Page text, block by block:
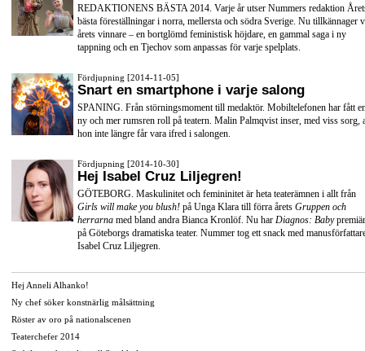
REDAKTIONENS BÄSTA 2014. Varje år utser Nummers redaktion
bästa föreställningar i norra, mellersta och södra Sverige. Nu tillkännager
årets vinnare – en bortglömd feministisk höjdare, en gammal saga i ny
tappning och en Tjechov som anpassas för varje spelplats.
Fördjupning [2014-11-05]
Snart en smartphone i varje salong
SPANING. Från störningsmoment till medaktör. Mobiltelefonen har fått
ny och mer rumsren roll på teatern. Malin Palmqvist inser, med viss sorg,
hon inte längre får vara ifred i salongen.
Fördjupning [2014-10-30]
Hej Isabel Cruz Liljegren!
GÖTEBORG. Maskulinitet och femininitet är heta teaterämnen i allt från
Girls will make you blush! på Unga Klara till förra årets Gruppen och
herrarna med bland andra Bianca Kronlöf. Nu har Diagnos: Babypremiär
på Göteborgs dramatiska teater. Nummer tog ett snack med
Isabel Cruz Liljegren.
Hej Anneli Alhanko!
Ny chef söker konstnärlig målsättning
Röster av oro på nationalscenen
Teaterchefer 2014